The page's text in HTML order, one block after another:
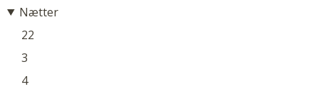
Nætter
22
3
4